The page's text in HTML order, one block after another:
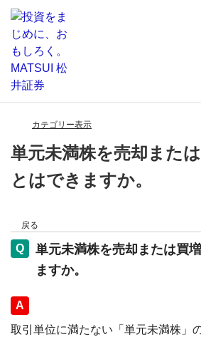
カテゴリー表示
単元未満株を売却また
とはできますか。
戻る
単元未満株を売却または買
ますか。
回答
取引単位に満たない「単元未満株」